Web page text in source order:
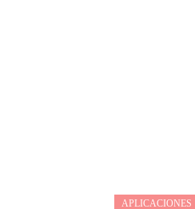
APLICACIONES